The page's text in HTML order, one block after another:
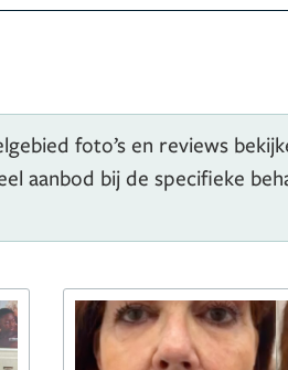
foto’s en reviews
aanbod bij de specifieke